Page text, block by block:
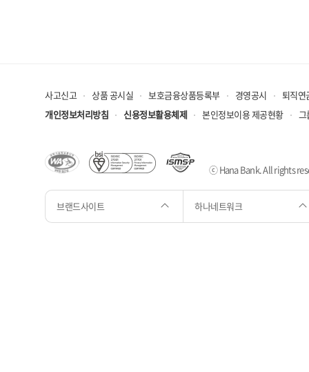
사고신고 상품 공시실 보호금융상품등록부 경영공시
퇴직연
개인정보처리방침
신용정보활용체제 본인정보이용 제공현황 그
ⓒ Hana Bank. All rights
브랜드사이트 하나네트워크